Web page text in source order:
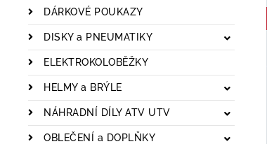
DÁRKOVÉ POUKAZY
DISKY a PNEUMATIKY
ELEKTROKOLOBĚŽKY
HELMY a BRÝLE
NÁHRADNÍ DÍLY ATV UTV
OBLEČENÍ a DOPLŇKY